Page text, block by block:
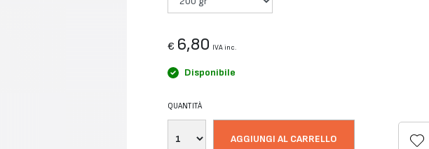
€ 6,80 IVA inc.
Disponibile
QUANTITÀ
AGGIUNGI AL CARRELLO